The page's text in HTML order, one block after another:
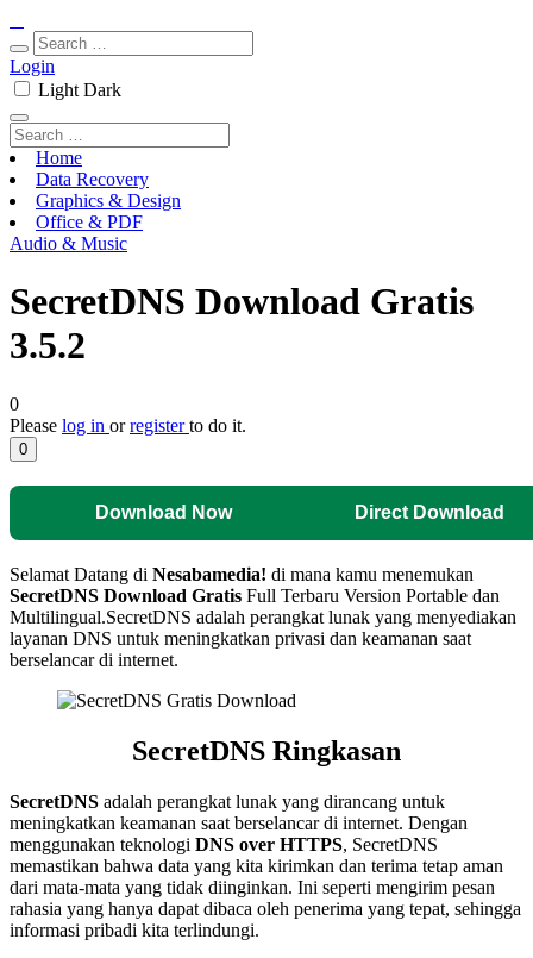
Login
Light Dark
Home
Data Recovery
Graphics & Design
Office & PDF
Audio & Music
SecretDNS Download Gratis
3.5.2
0
Please log in orregisterto do it.
0
Download Now Direct Download
Selamat Datang di Nesabamedia! di mana kamu menemukan
SecretDNS Download Gratis Full Terbaru Version Portable dan
Multilingual.SecretDNS adalah perangkat lunak yang menyediakan
layanan DNS untuk meningkatkan privasi dan keamanan saat
berselancar di internet.
SecretDNS Ringkasan
SecretDNS adalah perangkat lunak yang dirancang untuk
meningkatkan keamanan saat berselancar di internet. Dengan
menggunakan teknologi DNS over HTTPS, SecretDNS
memastikan bahwa data yang kita kirimkan dan terima tetap aman
dari mata-mata yang tidak diinginkan. Ini seperti mengirim pesan
rahasia yang hanya dapat dibaca oleh penerima yang tepat, sehingga
informasi pribadi kita terlindungi.